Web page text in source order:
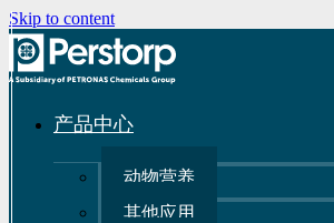
Skip to content
产品中心
动物营养
其他应用